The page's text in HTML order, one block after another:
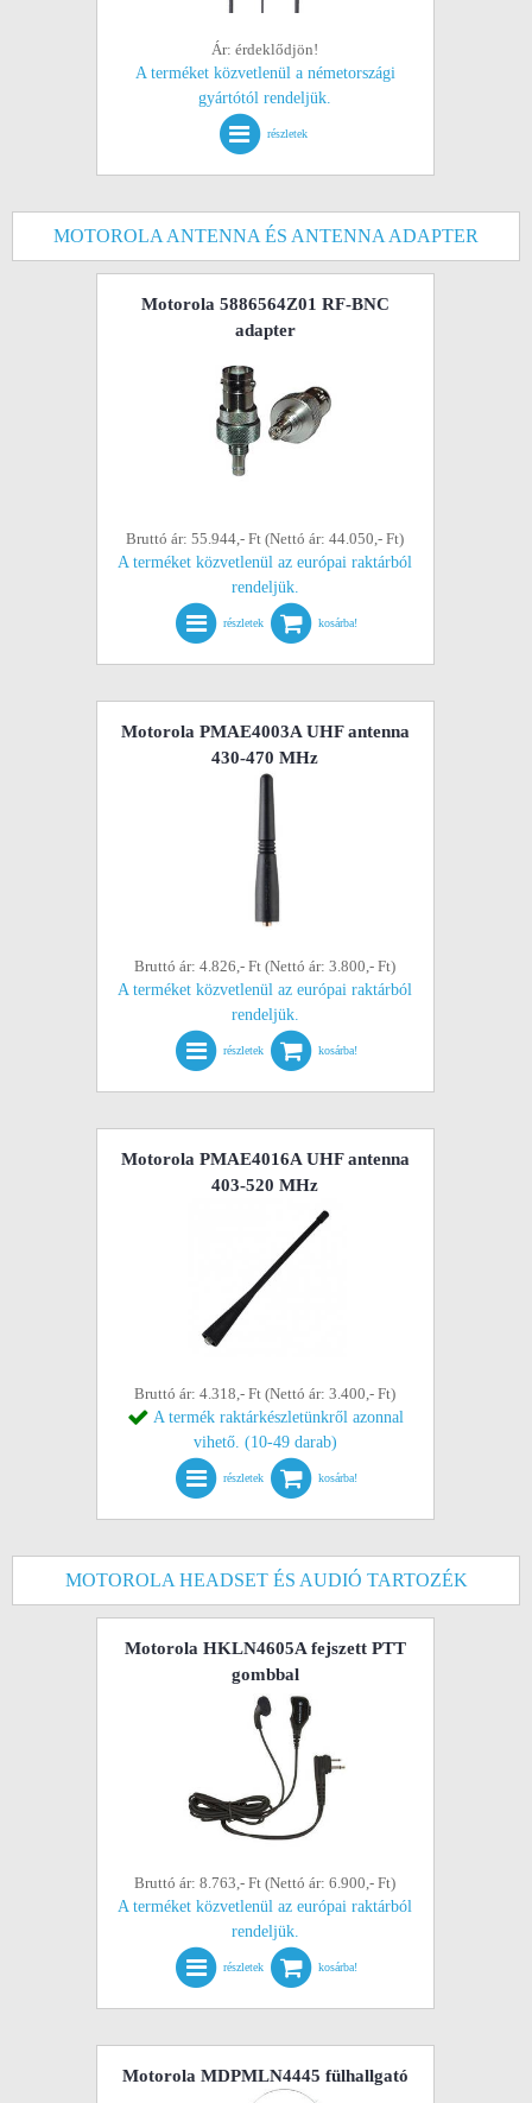
Ár: érdeklődjön!
A terméket közvetlenül a németországi
gyártótól rendeljük.
részletek
MOTOROLA ANTENNA ÉS ANTENNA ADAPTER
Motorola 5886564Z01 RF-BNC
adapter
Bruttó ár: 55.944,- Ft (Nettó ár: 44.050,- Ft)
A terméket közvetlenül az európai raktárból
rendeljük.
részletek kosárba!
Motorola PMAE4003A UHF antenna
430-470 MHz
Bruttó ár: 4.826,- Ft (Nettó ár: 3.800,- Ft)
A terméket közvetlenül az európai raktárból
rendeljük.
részletek kosárba!
Motorola PMAE4016A UHF antenna
403-520 MHz
Bruttó ár: 4.318,- Ft (Nettó ár: 3.400,- Ft)
A termék raktárkészletünkről azonnal
vihető. (10-49 darab)
részletek kosárba!
MOTOROLA HEADSET ÉS AUDIÓ TARTOZÉK
Motorola HKLN4605A fejszett PTT
gombbal
Bruttó ár: 8.763,- Ft (Nettó ár: 6.900,- Ft)
A terméket közvetlenül az európai raktárból
rendeljük.
részletek kosárba!
Motorola MDPMLN4445 fülhallgató